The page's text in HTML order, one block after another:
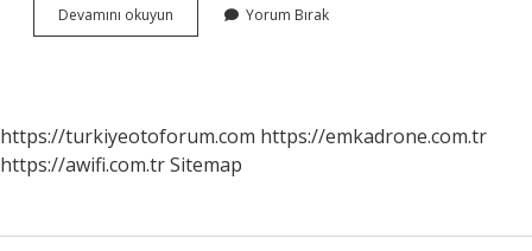
Devamını okuyun
Buharlaşması
Yorum Bırak
https://turkiyeotoforum.com https://emkadrone.com.tr
https://awifi.com.trSitemap